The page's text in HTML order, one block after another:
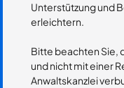
Unterstützung und
erleichtern.
Bitte beachten Sie,
und nicht mit einer
Anwaltskanzlei